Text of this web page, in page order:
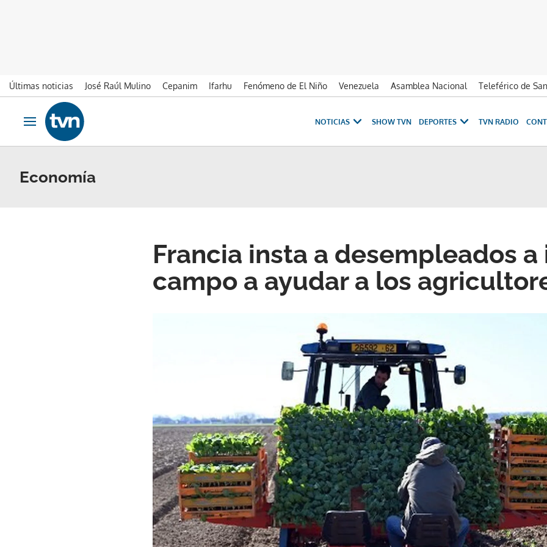
Últimas noticias José Raúl Mulino Cepanim Ifarhu Fenómeno de El Niño Venezuela Asamblea Nacional
Teleférico de
Ir al contenido
Obrir navegació
NOTICIAS SHOW TVN DEPORTES TVN RADIO
Economía
Francia insta a desempleados a
campo a ayudar a los